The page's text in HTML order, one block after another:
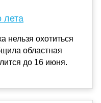
лета
нельзя охотиться
областная
до 16 июня.